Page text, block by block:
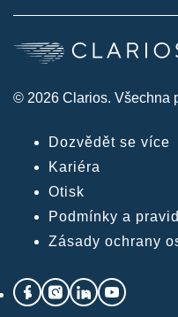
© 2026 Clarios. Všechna
Dozvědět se více
Kariéra
Otisk
Podmínky a
Zásady ochrany